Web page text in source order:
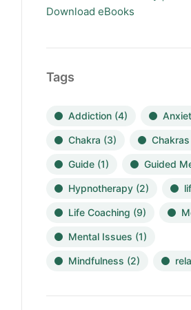
Download eBooks
Tags
Addiction(4)
Chakra (3) Chakras
Guide(1) Guided
Hypnotherapy(2)
Life Coaching (9)
Mental Issues (1)
Mindfulness (2)